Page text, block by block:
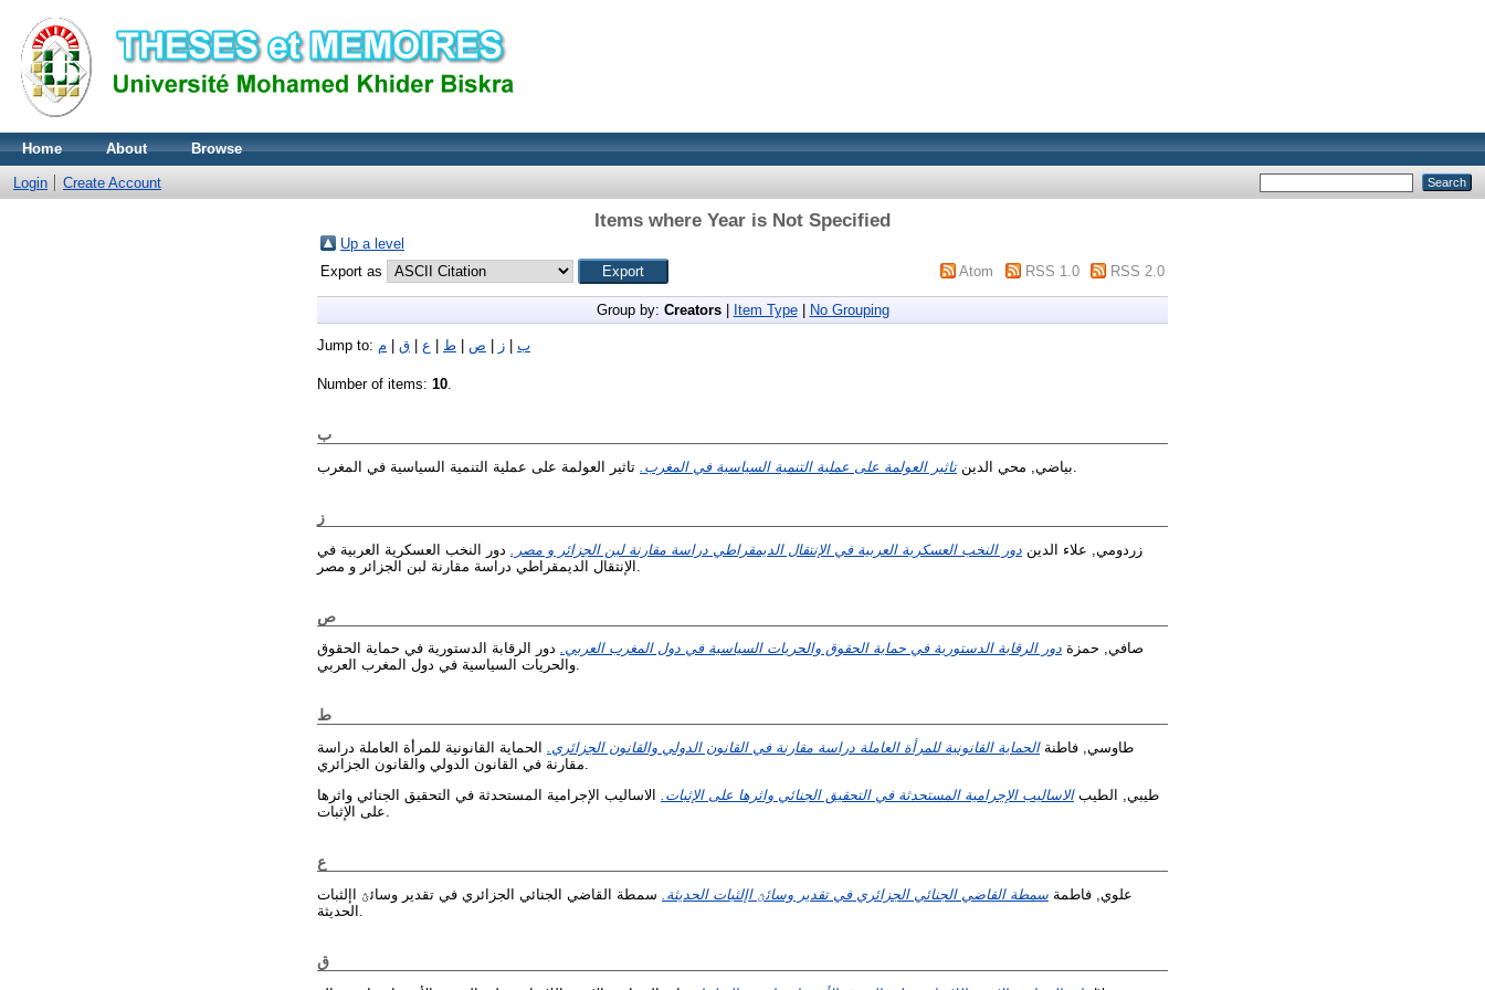
Home About Browse
Login Create Account
Items where Year is Not Specified
Up a level
Export as
Atom RSS 1.0 RSS 2.0
Group by: Creators| Item Type| No Grouping
Jump to: ب ز ص ط ع ق م
Number of items: 10.
ب
بياضي, محي الدين تاثير العولمة على عملية التنمية السياسية في المغرب.
ز
زردومي, علاء الدين دور النخب العسكرية العربية في الإنتقال الديمقراطي دراسة مقارنة لبن الجزائر و مصر.
دور النخب العسكرية العربية في
ص
صافي, حمزة دور الرقابة الدستورية في حماية الحقوق والحريات السياسية في دول المغرب العربي. دور الرقابة الدستورية في حماية الحقوق
والحريات السياسية في دول المغرب العربي.
ط
طاوسي, فاطنة الحماية القانونية للمرأة العاملة دراسة مقارنة في القانون الدولي والقانون الجزائري. الحماية القانونية للمرأة العاملة دراسة
مقارنة في القانون الدولي والقانون الجزائري.
طيبي, الطيب الاساليب الإجرامية المستحدثة في التحقيق الجنائي واثرها على الإثبات.
الاساليب الإجرامية المستحدثة في التحقيق الجنائي واثرها
ع
علوي, فاطمة سمطة القاضي الجنائي الجزائري في تقدير وسائؿ اإلثبات الحديثة.
سمطة القاضي الجنائي الجزائري في تقدير وسائؿ اإلثبات
ق